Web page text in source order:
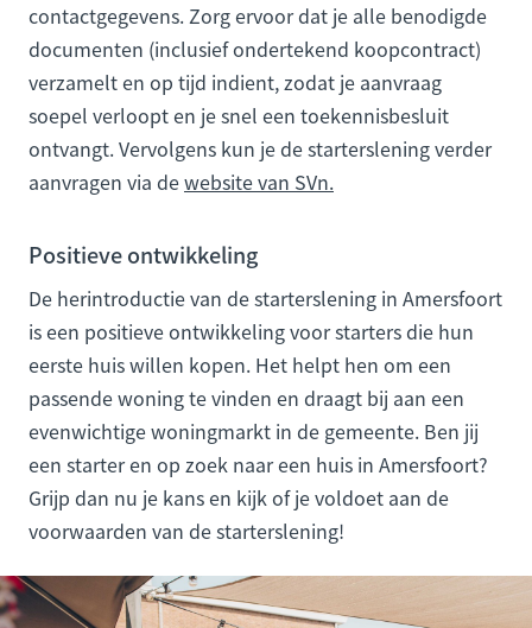
contactgegevens. Zorg ervoor dat je alle benodigde
documenten (inclusief ondertekend koopcontract)
verzamelt en op tijd indient, zodat je aanvraag
soepel verloopt en je snel een toekennisbesluit
ontvangt. Vervolgens kun je de starterslening verder
aanvragen via dewebsite van SVn.
Positieve ontwikkeling
De herintroductie van de starterslening in Amersfoort
is een positieve ontwikkeling voor starters die hun
eerste huis willen kopen. Het helpt hen om een
passende woning te vinden en draagt bij aan een
evenwichtige woningmarkt in de gemeente. Ben jij
een starter en op zoek naar een huis in Amersfoort?
Grijp dan nu je kans en kijk of je voldoet aan de
voorwaarden van de starterslening!